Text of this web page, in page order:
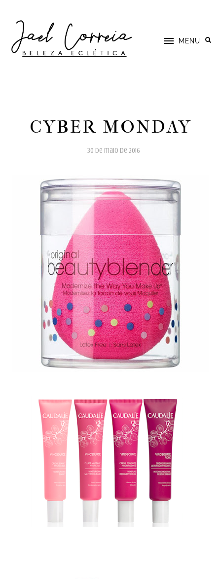
MENU
CYBER MONDAY
30 de maio de 2016